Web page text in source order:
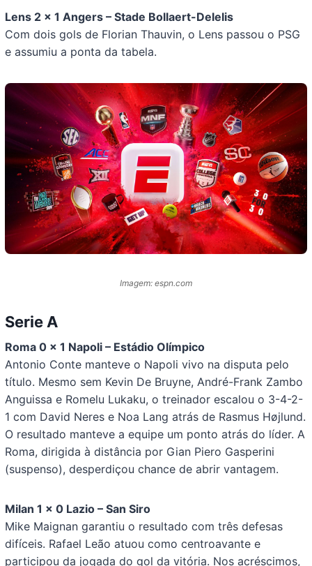
Lens 2 x 1 Angers – Stade Bollaert-Delelis
Com dois gols de Florian Thauvin, o Lens passou o PSG
e assumiu a ponta da tabela.
Imagem: espn.com
Serie A
Roma 0 x 1 Napoli – Estádio Olímpico
Antonio Conte manteve o Napoli vivo na disputa pelo
título. Mesmo sem Kevin De Bruyne, André-Frank Zambo
Anguissa e Romelu Lukaku, o treinador escalou o 3-4-2-
1 com David Neres e Noa Lang atrás de Rasmus Højlund.
O resultado manteve a equipe um ponto atrás do líder. A
Roma, dirigida à distância por Gian Piero Gasperini
(suspenso), desperdiçou chance de abrir vantagem.
Milan 1 x 0 Lazio – San Siro
Mike Maignan garantiu o resultado com três defesas
difíceis. Rafael Leão atuou como centroavante e
participou da jogada do gol da vitória. Nos acréscimos,